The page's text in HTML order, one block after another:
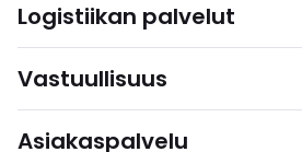
Logistiikan palvelut
Vastuullisuus
Asiakaspalvelu